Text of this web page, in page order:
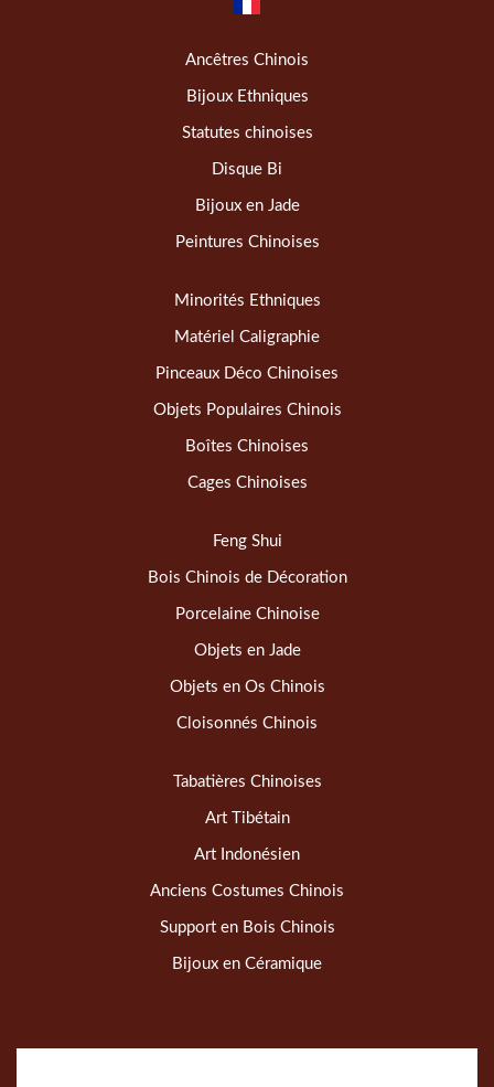
Ancêtres Chinois
Bijoux Ethniques
Statutes chinoises
Disque Bi
Bijoux en Jade
Peintures Chinoises
Minorités Ethniques
Matériel Caligraphie
Pinceaux Déco Chinoises
Objets Populaires Chinois
Boîtes Chinoises
Cages Chinoises
Feng Shui
Bois Chinois de Décoration
Porcelaine Chinoise
Objets en Jade
Objets en Os Chinois
Cloisonnés Chinois
Tabatières Chinoises
Art Tibétain
Art Indonésien
Anciens Costumes Chinois
Support en Bois Chinois
Bijoux en Céramique